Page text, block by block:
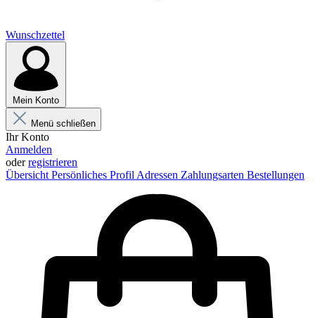
Wunschzettel
Mein Konto
Menü schließen
Ihr Konto
Anmelden
oderregistrieren
Übersicht Persönliches Profil Adressen Zahlungsarten Bestellungen